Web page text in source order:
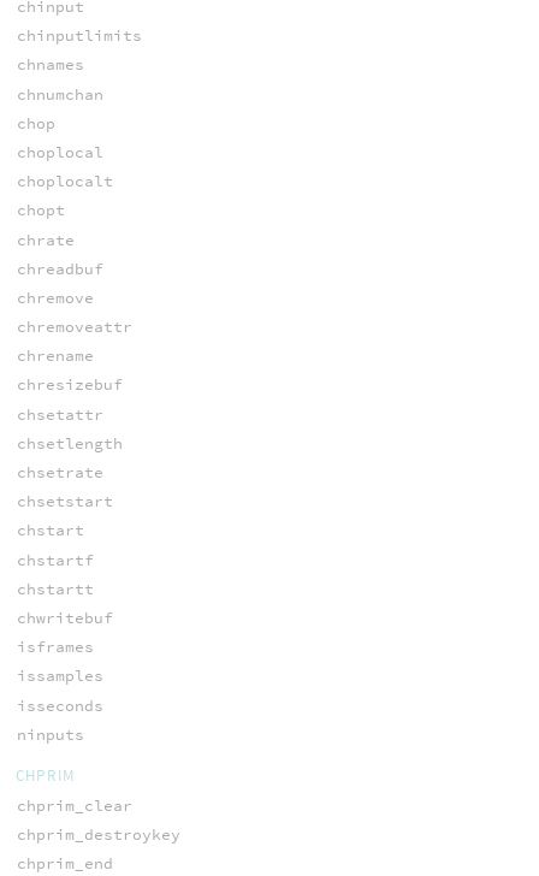
chinput
chinputlimits
chnames
chnumchan
chop
choplocal
choplocalt
chopt
chrate
chreadbuf
chremove
chremoveattr
chrename
chresizebuf
chsetattr
chsetlength
chsetrate
chsetstart
chstart
chstartf
chstartt
chwritebuf
isframes
issamples
isseconds
ninputs
CHPRIM
chprim_clear
chprim_destroykey
chprim_end